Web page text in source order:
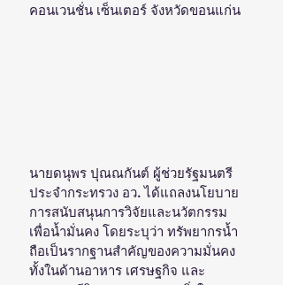
คอนเวนชั่น เซ็นเตอร์ จังหวัดขอนแก่น
นายดนุพร ปุณณกันต์ ผู้ช่วยรัฐมนตรี
ประจำกระทรวง อว. ได้แถลงนโยบาย
การสนับสนุนการวิจัยและนวัตกรรม
เพื่อน้ำมั่นคง โดยระบุว่า ทรัพยากรน้ำ
ถือเป็นรากฐานสำคัญของความมั่นคง
ทั้งในด้านอาหาร เศรษฐกิจ และ